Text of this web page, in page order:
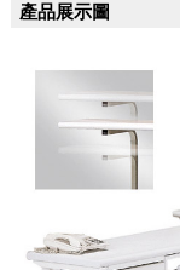
產品展示圖